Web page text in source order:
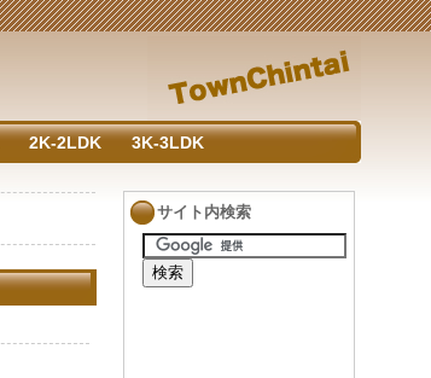
2K-2LDK 3K-3LDK
サイト内検索